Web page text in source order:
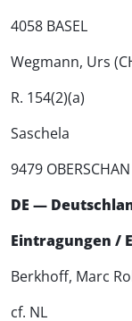
4058 BASEL
Wegmann, Urs
R. 154(2)(a)
Saschela
9479 OBERSCHAN
DE —
Eintragungen /
Berkhoff, Marc
cf. NL